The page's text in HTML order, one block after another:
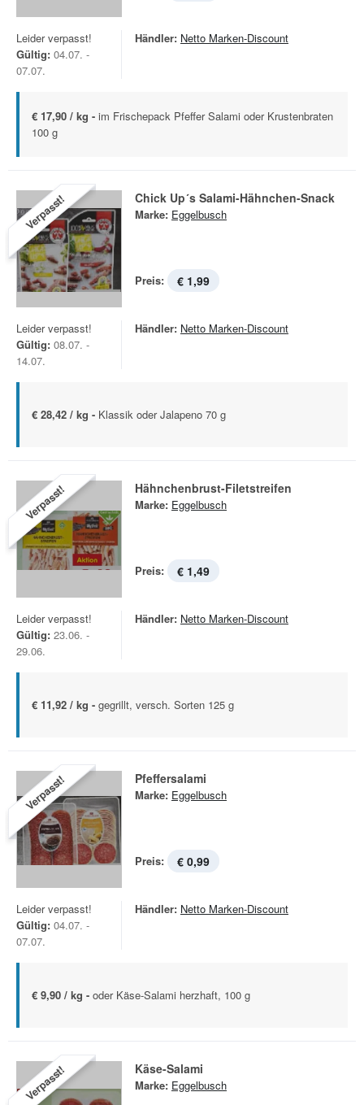
Leider verpasst!
Gültig: 04.07. -
07.07.
Händler: Netto Marken-Discount
€ 17,90 / kg - im Frischepack Pfeffer Salami oder Krustenbraten
100 g
Verpasst! Chick Up´s Salami-Hähnchen-Snack
Marke: Eggelbusch
Preis: € 1,99
Leider verpasst!
Gültig: 08.07. -
14.07.
Händler: Netto Marken-Discount
€ 28,42 / kg - Klassik oder Jalapeno 70 g
Verpasst! Hähnchenbrust-Filetstreifen
Marke: Eggelbusch
Preis: € 1,49
Leider verpasst!
Gültig: 23.06. -
29.06.
Händler: Netto Marken-Discount
€ 11,92 / kg - gegrillt, versch. Sorten 125 g
Verpasst! Pfeffersalami
Marke: Eggelbusch
Preis: € 0,99
Leider verpasst!
Gültig: 04.07. -
07.07.
Händler: Netto Marken-Discount
€ 9,90 / kg - oder Käse-Salami herzhaft, 100 g
Verpasst! Käse-Salami
Marke: Eggelbusch